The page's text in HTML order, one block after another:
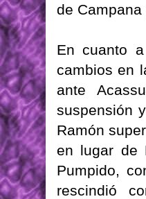
de
En cuanto
cambios en
ante
suspensión
Ramón
en lugar de
Pumpido,
rescindió